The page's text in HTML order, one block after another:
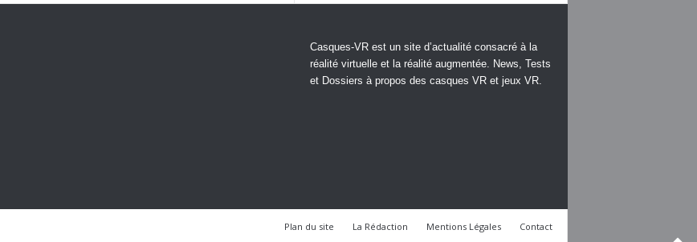
Casques-VR est un site d’actualité consacré à la
réalité virtuelle et la réalité augmentée. News, Tests
et Dossiers à propos des casques VR et jeux VR.
Plan du site La Rédaction Mentions Légales Contact